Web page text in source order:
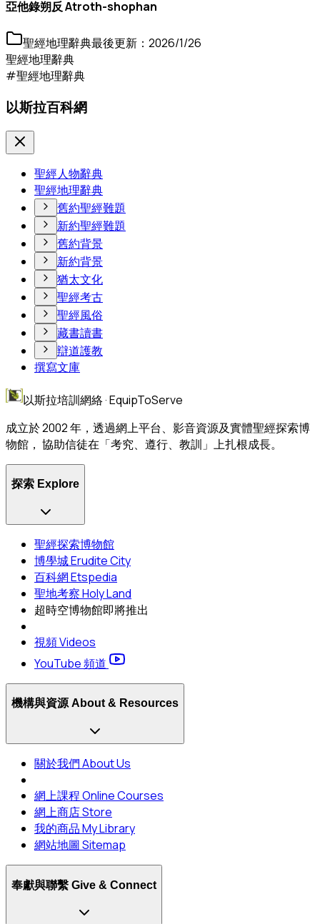
亞他錄朔反 Atroth-shophan
聖經地理辭典最後更新： 2026/1/26
聖經地理辭典
#聖經地理辭典
以斯拉百科網
聖經人物辭典
聖經地理辭典
舊約聖經難題
新約聖經難題
舊約背景
新約背景
猶太文化
聖經考古
聖經風俗
藏書讀書
辯道護教
撰寫文庫
以斯拉培訓網絡 · EquipToServe
成立於 2002 年，透過網上平台、影音資源及實體聖經探索博
物館， 協助信徒在「考究、遵行、教訓」上扎根成長。
探索 Explore
聖經探索博物館
博學城 Erudite City
百科網 Etspedia
聖地考察 Holy Land
超時空博物館即將推出
視頻 Videos
YouTube 頻道
機構與資源 About & Resources
關於我們 About Us
網上課程 Online Courses
網上商店 Store
我的商品 My Library
網站地圖 Sitemap
奉獻與聯繫 Give & Connect